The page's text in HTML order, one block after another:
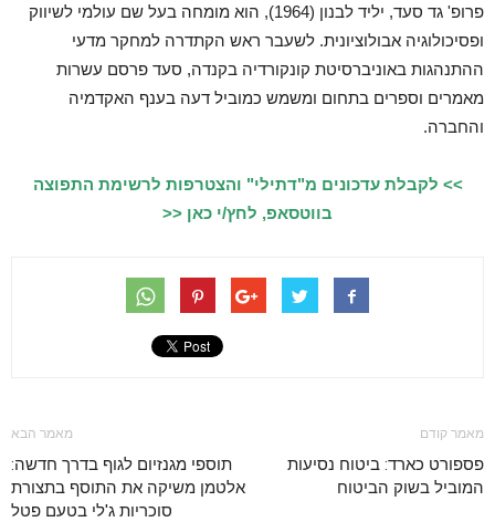
פרופ' גד סעד, יליד לבנון (1964), הוא מומחה בעל שם עולמי לשיווק
ופסיכולוגיה אבולוציונית. לשעבר ראש הקתדרה למחקר מדעי
ההתנהגות באוניברסיטת קונקורדיה בקנדה, סעד פרסם עשרות
מאמרים וספרים בתחום ומשמש כמוביל דעה בענף האקדמיה
והחברה.
>> לקבלת עדכונים מ"דתילי" והצטרפות לרשימת התפוצה
בווטסאפ, לחץ/י כאן <<
מאמר קודם
פספורט כארד: ביטוח נסיעות
המוביל בשוק הביטוח
מאמר הבא
תוספי מגנזיום לגוף בדרך חדשה:
אלטמן משיקה את התוסף בתצורת
סוכריות ג'לי בטעם פטל